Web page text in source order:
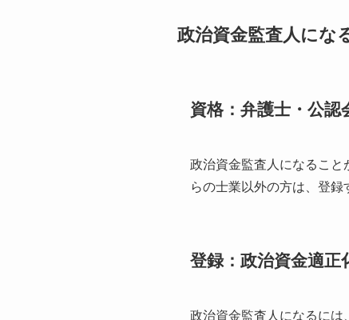
政治資金監査人にな
資格：弁護士・公
政治資金監査人になるこ
らの士業以外の方は、登録
登録：政治資金適
政治資金監査人になるに